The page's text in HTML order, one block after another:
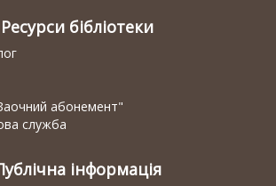
Ресурси бібліотеки
абонемент"
служба
інформація